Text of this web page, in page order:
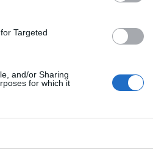
Targeted
and/or Sharing
for which it